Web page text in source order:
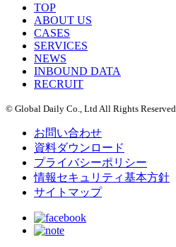
TOP
ABOUT US
CASES
SERVICES
NEWS
INBOUND DATA
RECRUIT
© Global Daily Co., Ltd All Rights Reserved
お問い合わせ
資料ダウンロード
プライバシーポリシー
情報セキュリティ基本方針
サイトマップ